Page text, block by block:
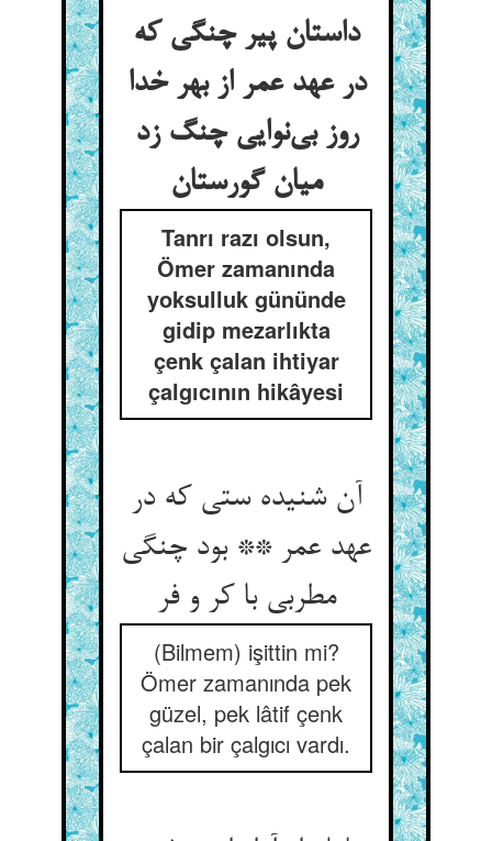
داستان پیر چنگی که
در عهد عمر از بهر خدا
روز بی‌‌نوایی چنگ زد
Tanrı razı olsun,
Ömer zamanında
yoksulluk gününde
gidip mezarlıkta
çenk çalan ihtiyar
çalgıcının hikâyesi
آن شنیده ستی که در
عهد عمر ** بود چنگی
مطربی با کر و فر
(Bilmem) işittin mi?
Ömer zamanında pek
güzel, pek lâtif çenk
çalan bir çalgıcı vardı.